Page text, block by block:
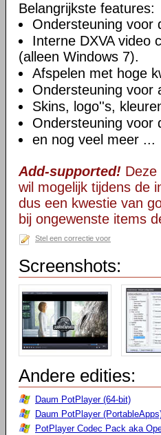
Belangrijkste features:
Ondersteuning voor
Interne DXVA video
(alleen Windows 7).
Afspelen met hoge
Ondersteuning voor
Skins, logo''s,
Ondersteuning voor
en nog veel meer ...
Add-supported!
wil mogelijk tijdens de
dus een kwestie van
bij ongewenste items
Stel een correctie voor
Screenshots:
Andere edities:
Daum PotPlayer (64-bit)
Daum PotPlayer
PotPlayer Codec Pack aka